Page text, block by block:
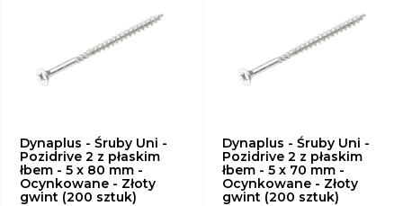
Dynaplus - Śruby Uni -
Pozidrive 2 z płaskim
łbem - 5 x 80 mm -
Ocynkowane - Złoty
gwint (200 sztuk)
Dynaplus - Śruby Uni -
Pozidrive 2 z płaskim
łbem - 5 x 70 mm -
Ocynkowane - Złoty
gwint (200 sztuk)